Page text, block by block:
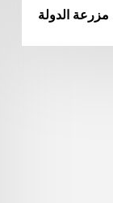
مزرعة الدولة